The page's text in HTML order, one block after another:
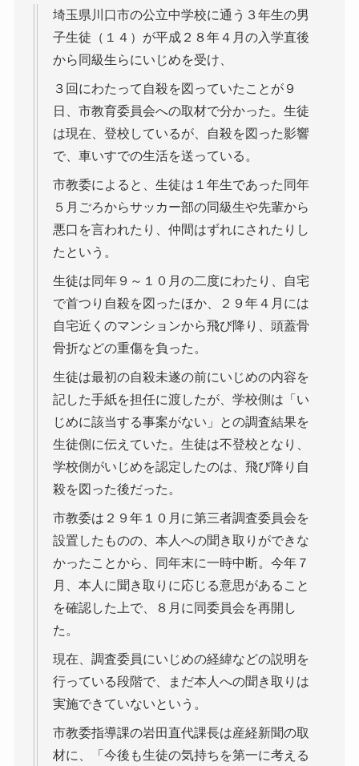
埼玉県川口市の公立中学校に通う３年生の男
子生徒（１４）が平成２８年４月の入学直後
から同級生らにいじめを受け、
３回にわたって自殺を図っていたことが９
日、市教育委員会への取材で分かった。生徒
は現在、登校しているが、自殺を図った影響
で、車いすでの生活を送っている。
市教委によると、生徒は１年生であった同年
５月ごろからサッカー部の同級生や先輩から
悪口を言われたり、仲間はずれにされたりし
たという。
生徒は同年９～１０月の二度にわたり、自宅
で首つり自殺を図ったほか、２９年４月には
自宅近くのマンションから飛び降り、頭蓋骨
骨折などの重傷を負った。
生徒は最初の自殺未遂の前にいじめの内容を
記した手紙を担任に渡したが、学校側は「い
じめに該当する事案がない」との調査結果を
生徒側に伝えていた。生徒は不登校となり、
学校側がいじめを認定したのは、飛び降り自
殺を図った後だった。
市教委は２９年１０月に第三者調査委員会を
設置したものの、本人への聞き取りができな
かったことから、同年末に一時中断。今年７
月、本人に聞き取りに応じる意思があること
を確認した上で、８月に同委員会を再開し
た。
現在、調査委員にいじめの経緯などの説明を
行っている段階で、まだ本人への聞き取りは
実施できていないという。
市教委指導課の岩田直代課長は産経新聞の取
材に、「今後も生徒の気持ちを第一に考える